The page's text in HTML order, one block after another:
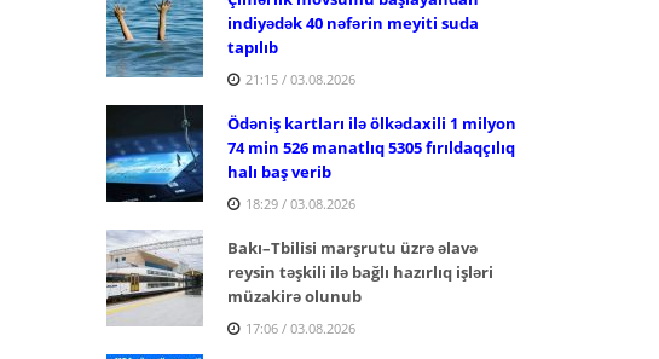
indiyədək 40 nəfərin meyiti suda
tapılıb
21:15 / 03.08.2026
Ödəniş kartları ilə ölkədaxili 1 milyon
74 min 526 manatlıq 5305 fırıldaqçılıq
halı baş verib
18:29 / 03.08.2026
Bakı–Tbilisi marşrutu üzrə əlavə
reysin təşkili ilə bağlı hazırlıq işləri
müzakirə olunub
17:06 / 03.08.2026